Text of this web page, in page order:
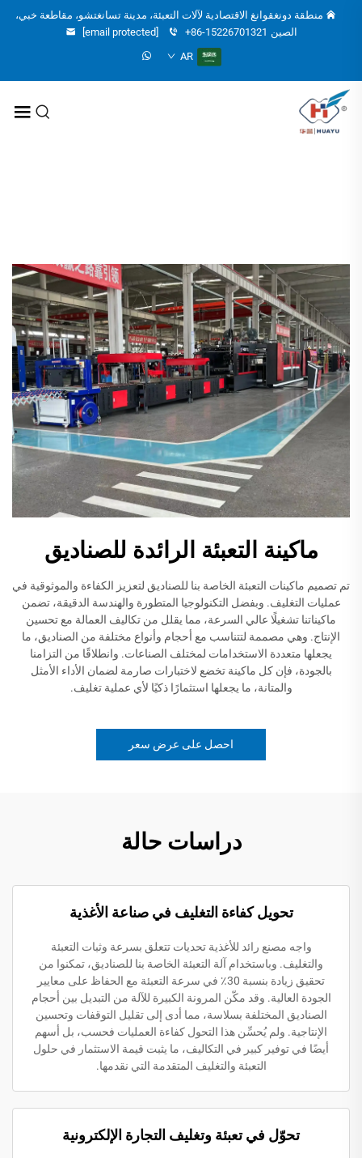
منطقة دونغقوانغ الاقتصادية لآلات التعبئة، مدينة تسانغتشو، مقاطعة خبي،
الصين +86-15226701321
[email protected]
AR
ماكينة التعبئة الرائدة للصناديق
تم تصميم ماكينات التعبئة الخاصة بنا للصناديق لتعزيز الكفاءة والموثوقية في
عمليات التغليف. وبفضل التكنولوجيا المتطورة والهندسة الدقيقة، تضمن
ماكيناتنا تشغيلًا عالي السرعة، مما يقلل من تكاليف العمالة مع تحسين
الإنتاج. وهي مصممة لتتناسب مع أحجام وأنواع مختلفة من الصناديق، ما
يجعلها متعددة الاستخدامات لمختلف الصناعات. وانطلاقًا من التزامنا
بالجودة، فإن كل ماكينة تخضع لاختبارات صارمة لضمان الأداء الأمثل
والمتانة، ما يجعلها استثمارًا ذكيًا لأي عملية تغليف.
احصل على عرض سعر
دراسات حالة
تحويل كفاءة التغليف في صناعة الأغذية
واجه مصنع رائد للأغذية تحديات تتعلق بسرعة وثبات التعبئة
والتغليف. وباستخدام آلة التعبئة الخاصة بنا للصناديق، تمكنوا من
تحقيق زيادة بنسبة 30٪ في سرعة التعبئة مع الحفاظ على معايير
الجودة العالية. وقد مكّن المرونة الكبيرة للآلة من التبديل بين أحجام
الصناديق المختلفة بسلاسة، مما أدى إلى تقليل التوقفات وتحسين
الإنتاجية. ولم يُحسِّن هذا التحول كفاءة العمليات فحسب، بل أسهم
أيضًا في توفير كبير في التكاليف، ما يثبت قيمة الاستثمار في حلول
التعبئة والتغليف المتقدمة التي نقدمها.
تحوّل في تعبئة وتغليف التجارة الإلكترونية